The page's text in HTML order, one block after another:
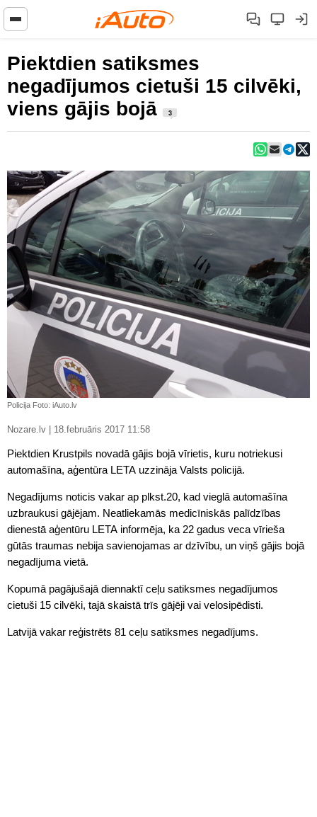
Piektdien satiksmes
negadījumos cietuši 15 cilvēki,
viens gājis bojā
3
Policija Foto: iAuto.lv
Nozare.lv | 18.februāris 2017 11:58
Piektdien Krustpils novadā gājis bojā vīrietis, kuru notriekusi
automašīna, aģentūra LETA uzzināja Valsts policijā.
Negadījums noticis vakar ap plkst.20, kad vieglā automašīna
uzbraukusi gājējam. Neatliekamās medicīniskās palīdzības
dienestā aģentūru LETA informēja, ka 22 gadus veca vīrieša
gūtās traumas nebija savienojamas ar dzīvību, un viņš gājis bojā
negadījuma vietā.
Kopumā pagājušajā diennaktī ceļu satiksmes negadījumos
cietuši 15 cilvēki, tajā skaistā trīs gājēji vai velosipēdisti.
Latvijā vakar reģistrēts 81 ceļu satiksmes negadījums.